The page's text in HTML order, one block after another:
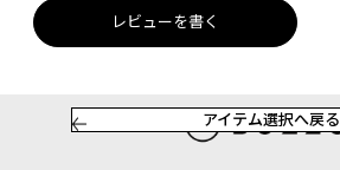
レビューを書く
アイテム選択へ戻る